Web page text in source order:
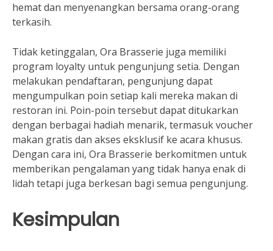
hemat dan menyenangkan bersama orang-orang
terkasih.
Tidak ketinggalan, Ora Brasserie juga memiliki
program loyalty untuk pengunjung setia. Dengan
melakukan pendaftaran, pengunjung dapat
mengumpulkan poin setiap kali mereka makan di
restoran ini. Poin-poin tersebut dapat ditukarkan
dengan berbagai hadiah menarik, termasuk voucher
makan gratis dan akses eksklusif ke acara khusus.
Dengan cara ini, Ora Brasserie berkomitmen untuk
memberikan pengalaman yang tidak hanya enak di
lidah tetapi juga berkesan bagi semua pengunjung.
Kesimpulan